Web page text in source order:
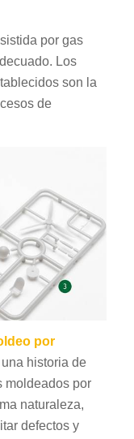
por gas
Los
son la
de
por
historia de
moldeados por
naturaleza,
defectos y